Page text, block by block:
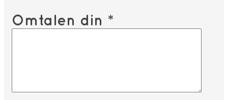
Omtalen din *